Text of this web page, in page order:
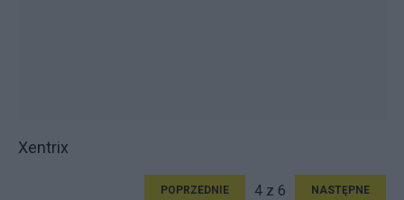
Xentrix
POPRZEDNIE 4 z 6 NASTĘPNE